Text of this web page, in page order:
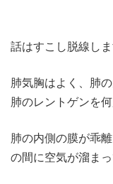
話はすこし脱線し
肺気胸はよく、肺
肺のレントゲンを
肺の内側の膜が乖
の間に空気が溜ま